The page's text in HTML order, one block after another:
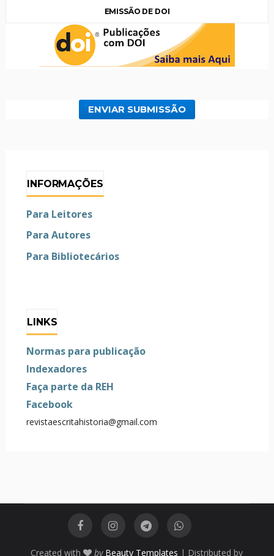
EMISSÃO DE DOI
ENVIAR SUBMISSÃO
INFORMAÇÕES
Para Leitores
Para Autores
Para Bibliotecários
LINKS
Normas para publicação
Indexadores
Faça parte da REH
Facebook
revistaescritahistoria@gmail.com
Created with by Beauty Templates | Distributed by